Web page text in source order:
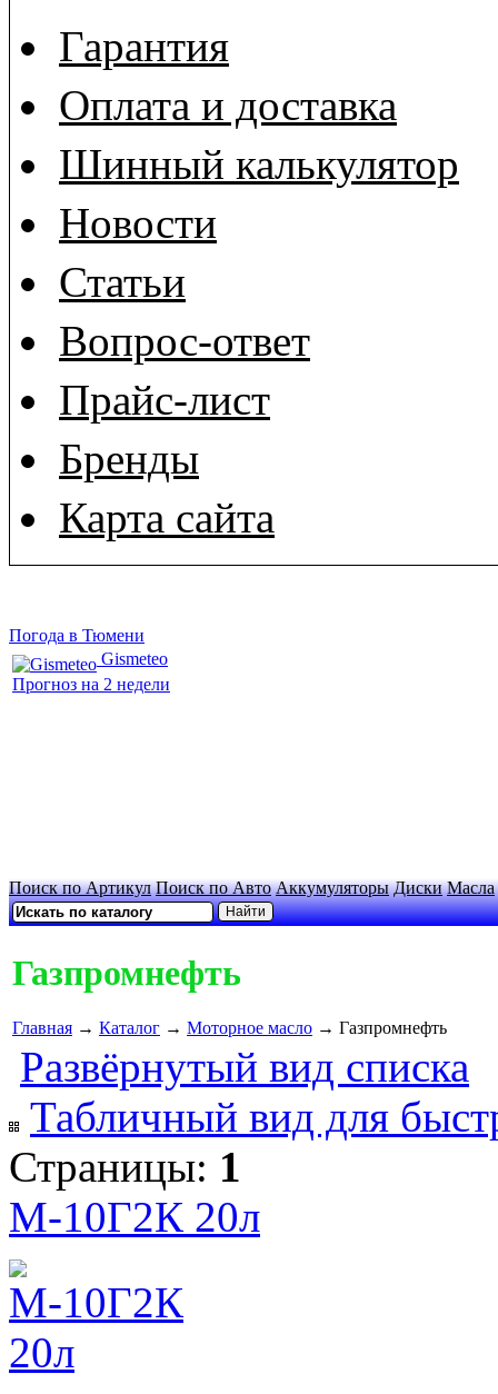
Гарантия
Оплата и доставка
Шинный калькулятор
Новости
Статьи
Вопрос-ответ
Прайс-лист
Бренды
Карта сайта
Погода в Тюмени
Gismeteo
Прогноз на 2 недели
Поиск по Артикул Поиск по Авто Аккумуляторы Диски Масла
Газпромнефть
Главная → Каталог → Моторное масло → Газпромнефть
Развёрнутый вид списка
Табличный вид для
Страницы: 1
М-10Г2К 20л